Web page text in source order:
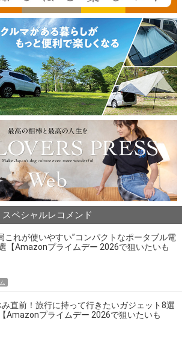
スペシャルレコメンド
これが使いやすい”コンパクトなポータブル電
【Amazonプライムデー 2026で狙いたいも
み直前！旅行に持って行きたいガジェット8選
Amazonプライムデー 2026で狙いたいも